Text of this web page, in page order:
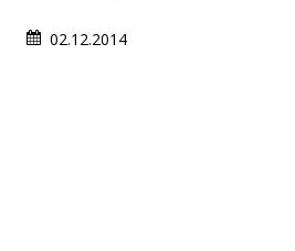
02.12.2014